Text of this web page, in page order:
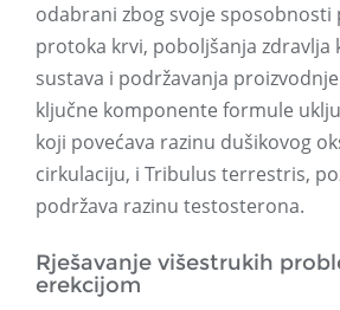
odabrani zbog svoje sposobnosti
protoka krvi, poboljšanja zdravlja
sustava i podržavanja
ključne komponente formule
koji povećava razinu dušikovog
cirkulaciju, i Tribulus terrestris,
podržava razinu testosterona.
Rješavanje višestrukih
erekcijom